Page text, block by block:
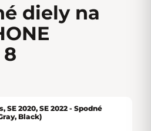
diely na
8
SE 2020, SE 2022 - Spodné
Black)